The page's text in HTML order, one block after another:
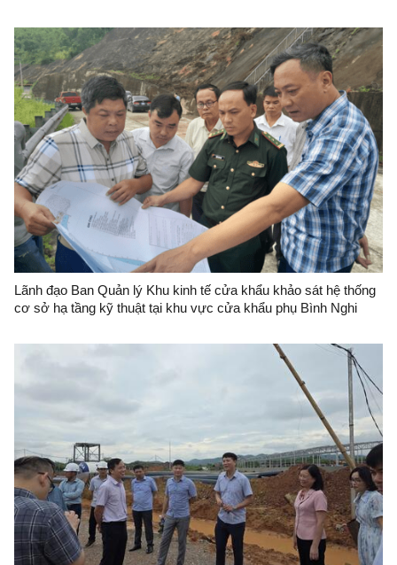
Lãnh đạo Ban Quản lý Khu kinh tế cửa khẩu khảo sát hệ thống
cơ sở hạ tầng kỹ thuật tại khu vực cửa khẩu phụ Bình Nghi